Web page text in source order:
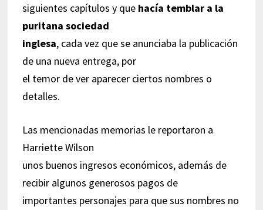
siguientes capítulos y que hacía temblar a la
puritana sociedad
inglesa, cada vez que se anunciaba la publicación
de una nueva entrega, por
el temor de ver aparecer ciertos nombres o
detalles.
Las mencionadas memorias le reportaron a
Harriette Wilson
unos buenos ingresos económicos, además de
recibir algunos generosos pagos de
importantes personajes para que sus nombres no